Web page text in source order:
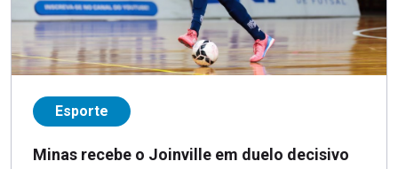
Esporte
Minas recebe o Joinville em duelo decisivo